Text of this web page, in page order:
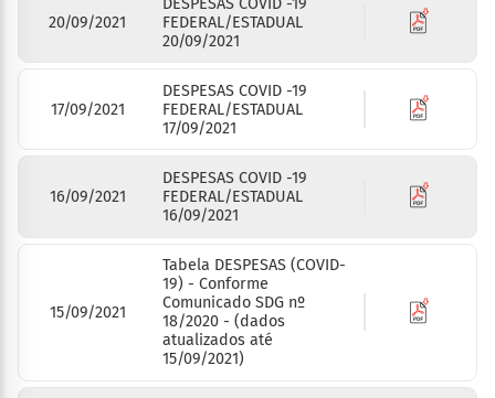
20/09/2021
FEDERAL/ESTADUAL
20/09/2021
17/09/2021
DESPESAS COVID -19
FEDERAL/ESTADUAL
17/09/2021
16/09/2021
DESPESAS COVID -19
FEDERAL/ESTADUAL
16/09/2021
15/09/2021
Tabela DESPESAS (COVID-
19) - Conforme
Comunicado SDG nº
18/2020 - (dados
atualizados até
15/09/2021)